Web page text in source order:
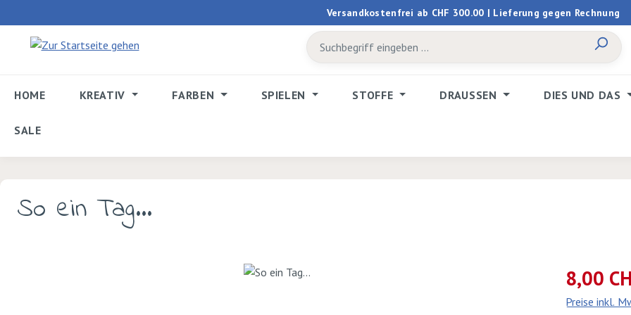
Versandkostenfrei ab CHF 300.00 | Lieferung gegen Rechnung
HOME KREATIV FARBEN SPIELEN STOFFE DRAUSSEN DIES UND DAS
SALE
So ein Tag...
Verkaufspreis:
8,00
Preise inkl.